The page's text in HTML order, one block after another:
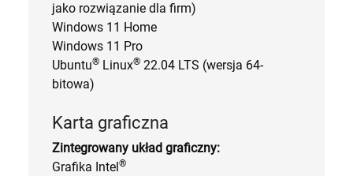
jako rozwiązanie dla firm)
Windows 11 Home
Windows 11 Pro
Ubuntu®Linux®22.04 LTS (wersja 64-
bitowa)
Karta graficzna
Zintegrowany układ graficzny:
Grafika Intel ®